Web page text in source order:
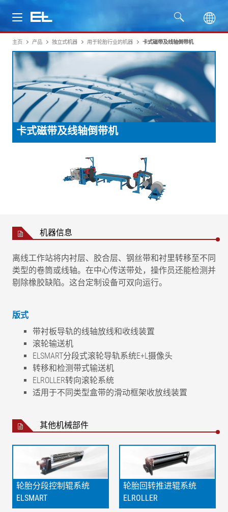
产品
行业
服务
公司
主页 产品 独立式机器 用于轮胎行业的机器 卡式磁带及线轴倒带机
卡式磁带及线轴倒带机
机器信息
离线工作站将内衬层、胶合层、钢丝带和衬里转移至不同
类型的卷筒或线轴。在中心传送带处，操作员还能检测并
剔除橡胶缺陷。这台定制设备可双向运行。
版式
带衬板导轨的线轴放线和收线装置
滚轮输送机
ELSMART分段式滚轮导轨系统E+L摄像头
转移和检测带式输送机
ELROLLER转向滚轮系统
适用于不同类型盒带的滑动框架收放线装置
其他机械部件
轮胎分段控制辊系统
ELSMART
轮胎回转推进辊系统
ELROLLER